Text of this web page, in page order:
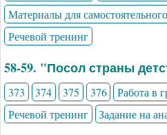
Материалы для
Речевой тренинг
58-59. "Посол страны
373 374 375 376 Работа в
Речевой тренинг
Задание на